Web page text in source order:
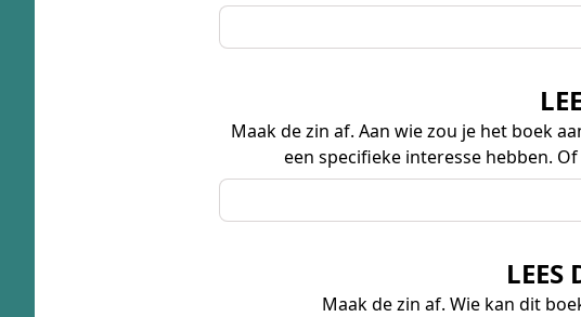
Maak de zin af. Aan wie zou je het boek
een specifieke interesse hebben.
LEES
Maak de zin af. Wie kan dit